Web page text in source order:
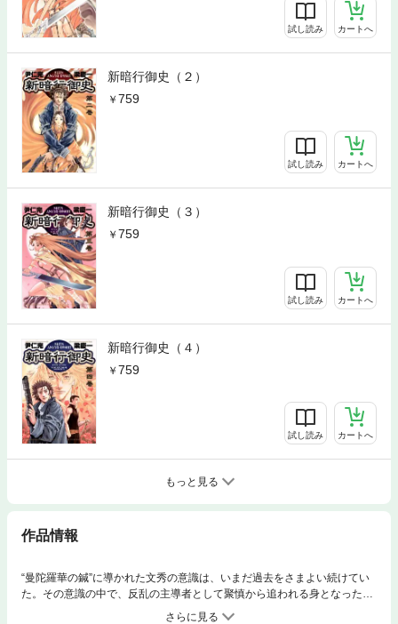
試し読み カートへ
新暗行御史（２）
759
試し読み カートへ
新暗行御史（３）
759
試し読み カートへ
新暗行御史（４）
759
試し読み カートへ
もっと見る
作品情報
“曼陀羅華の鍼”に導かれた文秀の意識は、いまだ過去をさまよい続けてい
た。その意識の中で、反乱の主導者として聚慎から追われる身となった文
秀は、真相を知るべく密かに帰国。再会した元述から、「醜きものすべて